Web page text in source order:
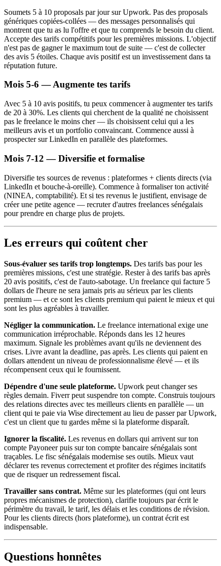
Soumets 5 à 10 proposals par jour sur Upwork. Pas des proposals
génériques copiées-collées — des messages personnalisés qui
montrent que tu as lu l'offre et que tu comprends le besoin du client.
Accepte des tarifs compétitifs pour les premières missions. L'objectif
n'est pas de gagner le maximum tout de suite — c'est de collecter
des avis 5 étoiles. Chaque avis positif est un investissement dans ta
réputation future.
Mois 5-6 — Augmente tes tarifs
Avec 5 à 10 avis positifs, tu peux commencer à augmenter tes tarifs
de 20 à 30%. Les clients qui cherchent de la qualité ne choisissent
pas le freelance le moins cher — ils choisissent celui qui a les
meilleurs avis et un portfolio convaincant. Commence aussi à
prospecter sur LinkedIn en parallèle des plateformes.
Mois 7-12 — Diversifie et formalise
Diversifie tes sources de revenus : plateformes + clients directs (via
LinkedIn et bouche-à-oreille). Commence à formaliser ton activité
(NINEA, comptabilité). Et si tes revenus le justifient, envisage de
créer une petite agence — recruter d'autres freelances sénégalais
pour prendre en charge plus de projets.
Les erreurs qui coûtent cher
Sous-évaluer ses tarifs trop longtemps. Des tarifs bas pour les
premières missions, c'est une stratégie. Rester à des tarifs bas après
20 avis positifs, c'est de l'auto-sabotage. Un freelance qui facture 5
dollars de l'heure ne sera jamais pris au sérieux par les clients
premium — et ce sont les clients premium qui paient le mieux et qui
sont les plus agréables à travailler.
Négliger la communication. Le freelance international exige une
communication irréprochable. Réponds dans les 12 heures
maximum. Signale les problèmes avant qu'ils ne deviennent des
crises. Livre avant la deadline, pas après. Les clients qui paient en
dollars attendent un niveau de professionnalisme élevé — et ils
récompensent ceux qui le fournissent.
Dépendre d'une seule plateforme. Upwork peut changer ses
règles demain. Fiverr peut suspendre ton compte. Construis toujours
des relations directes avec tes meilleurs clients en parallèle — un
client qui te paie via Wise directement au lieu de passer par Upwork,
c'est un client que tu gardes même si la plateforme disparaît.
Ignorer la fiscalité. Les revenus en dollars qui arrivent sur ton
compte Payoneer puis sur ton compte bancaire sénégalais sont
traçables. Le fisc sénégalais modernise ses outils. Mieux vaut
déclarer tes revenus correctement et profiter des régimes incitatifs
que de risquer un redressement fiscal.
Travailler sans contrat. Même sur les plateformes (qui ont leurs
propres mécanismes de protection), clarifie toujours par écrit le
périmètre du travail, le tarif, les délais et les conditions de révision.
Pour les clients directs (hors plateforme), un contrat écrit est
indispensable.
Questions honnêtes